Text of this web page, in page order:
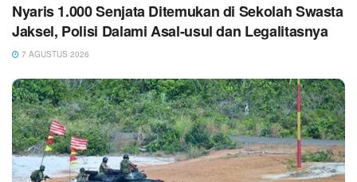
Nyaris 1.000 Senjata Ditemukan di Sekolah Swasta
Jaksel, Polisi Dalami Asal-usul dan Legalitasnya
7 AGUSTUS 2026